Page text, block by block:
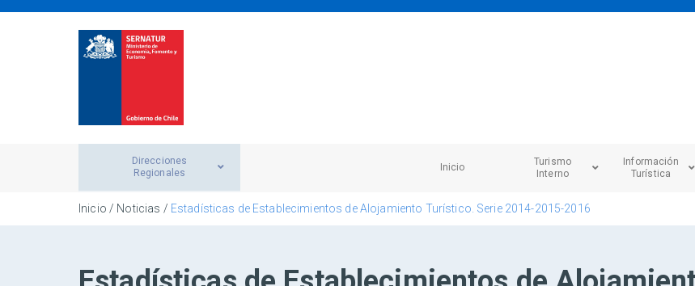
Direcciones
Regionales
Inicio
Turismo
Interno
Información
Turística
Inicio / Noticias / Estadísticas de Establecimientos de Alojamiento Turístico. Serie 2014-2015-2016